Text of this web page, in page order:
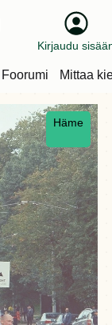
Kirjaudu
Foorumi Mittaa
Häme